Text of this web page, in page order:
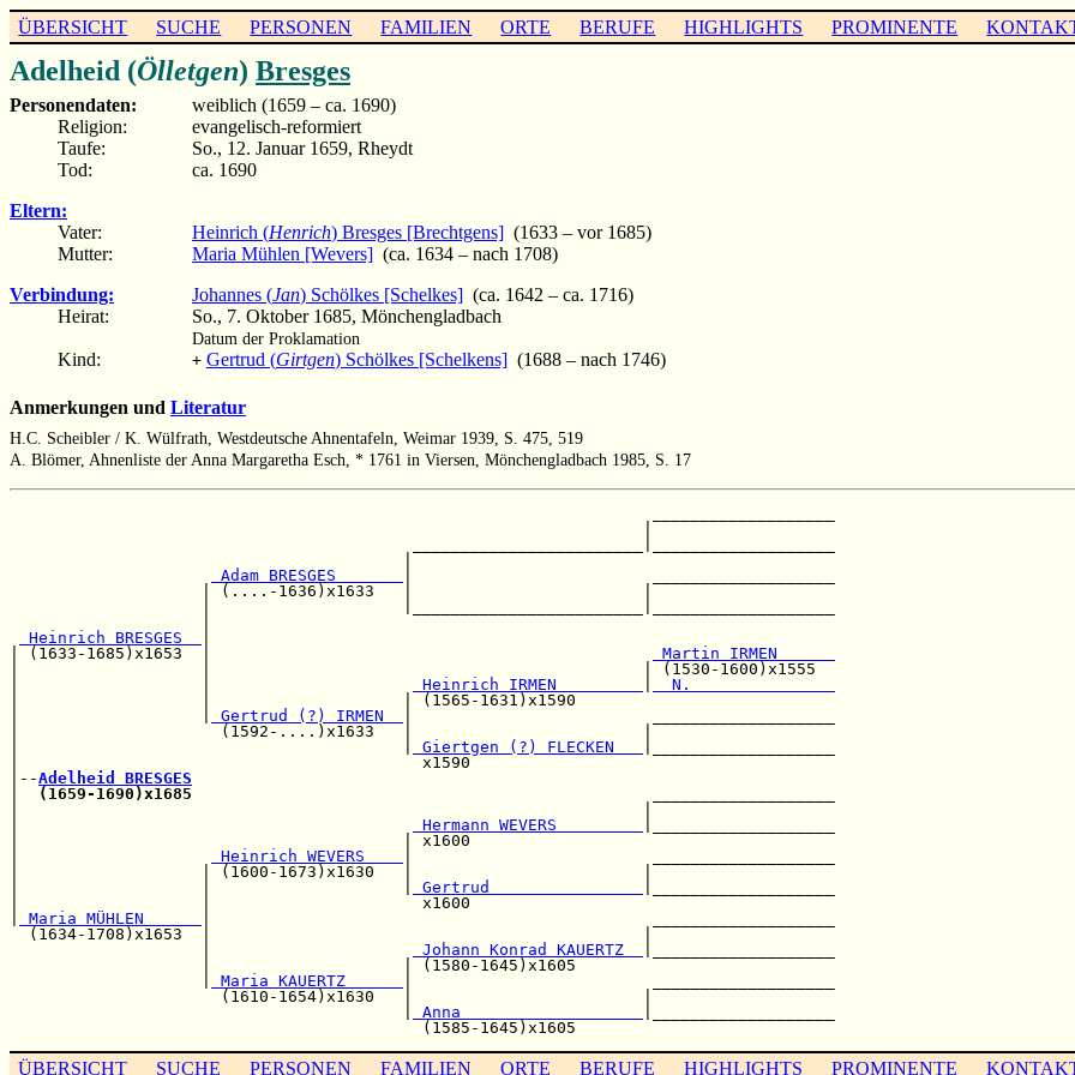
ÜBERSICHT SUCHE PERSONEN FAMILIEN ORTE BERUFE HIGHLIGHTS PROMINENTE
Adelheid (Ölletgen) Bresges
Personendaten:
weiblich (1659 – ca. 1690)
Religion:
evangelisch-reformiert
Taufe:
So., 12. Januar 1659, Rheydt
Tod:
ca. 1690
Eltern:
Vater:
Heinrich (Henrich) Bresges [Brechtgens] (1633 – vor 1685)
Mutter:
Maria Mühlen [Wevers] (ca. 1634 – nach 1708)
Verbindung:
Johannes (Jan) Schölkes [Schelkes] (ca. 1642 – ca. 1716)
Heirat:
So., 7. Oktober 1685, Mönchengladbach
Datum der Proklamation
Kind: + Gertrud (Girtgen) Schölkes [Schelkens] (1688 – nach 1746)
Anmerkungen und Literatur
H.C. Scheibler / K. Wülfrath, Westdeutsche Ahnentafeln, Weimar 1939, S. 475, 519
A. Blömer, Ahnenliste der Anna Margaretha Esch, * 1761 in Viersen, Mönchengladbach 1985, S. 17
Adam BRESGES
                    | (....-1636)x1633   |                        |
Heinrich BRESGES
| (1633-1685)x1653  |
Martin IRMEN
|                   |                                             | (1530-1600)x1555
Heinrich IRMEN
  N.
|                   |                    | (1565-1631)x1590
Gertrud (?) IRMEN
|                     (1592-....)x1633   |                        |
Giertgen (?) FLECKEN
|                                          x1590
|--Adelheid BRESGES
(1659-1690)x1685
Hermann WEVERS
|                                        | x1600
Heinrich WEVERS
|                   | (1600-1673)x1630   |                        |
Gertrud
|                   |                      x1600
Maria MÜHLEN
  (1634-1708)x1653  |                                             |
Johann Konrad KAUERTZ
                    |                    | (1580-1645)x1605
Maria KAUERTZ
                      (1610-1654)x1630   |                        |
Anna
ÜBERSICHT SUCHE PERSONEN FAMILIEN ORTE BERUFE HIGHLIGHTS PROMINENTE